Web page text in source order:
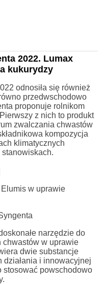
2022. Lumax
kukurydzy
odnosiła się również
przedwschodowo
proponuje rolnikom
Pierwszy z nich to produkt
zwalczania chwastów
kompozycja
klimatycznych
w uprawie
narzędzie do
chwastów w uprawie
dwie substancje
działania i innowacyjnej
stosować powschodowo